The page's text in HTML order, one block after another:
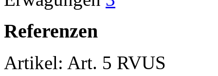
Referenzen
Artikel: Art. 5 RVUS